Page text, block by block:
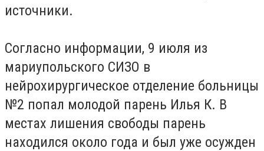
источники.
Согласно информации, 9 июля из
мариупольского СИЗО в
нейрохирургическое отделение больницы
№2 попал молодой парень Илья К. В
местах лишения свободы парень
находился около года и был уже осужден